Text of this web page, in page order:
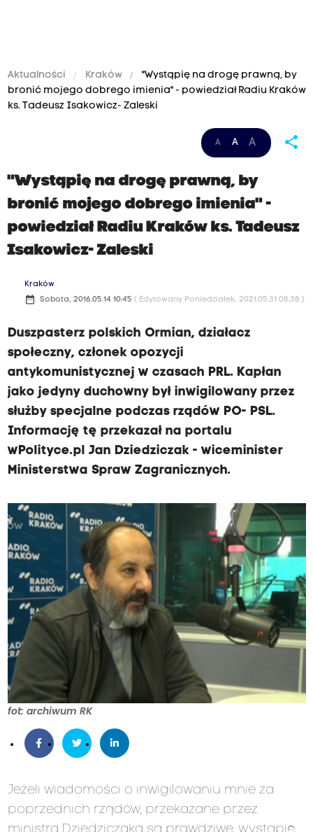
Aktualności Kraków
"Wystąpię na drogę prawną, by
bronić mojego dobrego imienia" - powiedział Radiu Kraków
ks. Tadeusz Isakowicz- Zaleski
A A A share
"Wystąpię na drogę prawną, by
bronić mojego dobrego imienia" -
powiedział Radiu Kraków ks. Tadeusz
Isakowicz- Zaleski
Kraków
date_range Sobota, 2016.05.14 10:45 ( Edytowany Poniedziałek, 2021.05.31 08:38 )
Duszpasterz polskich Ormian, działacz
społeczny, członek opozycji
antykomunistycznej w czasach PRL. Kapłan
jako jedyny duchowny był inwigilowany przez
służby specjalne podczas rządów PO- PSL.
Informację tę przekazał na portalu
wPolityce.pl Jan Dziedziczak - wiceminister
Ministerstwa Spraw Zagranicznych.
fot: archiwum RK
Jeżeli wiadomości o inwigilowaniu mnie za
poprzednich rządów, przekazane przez